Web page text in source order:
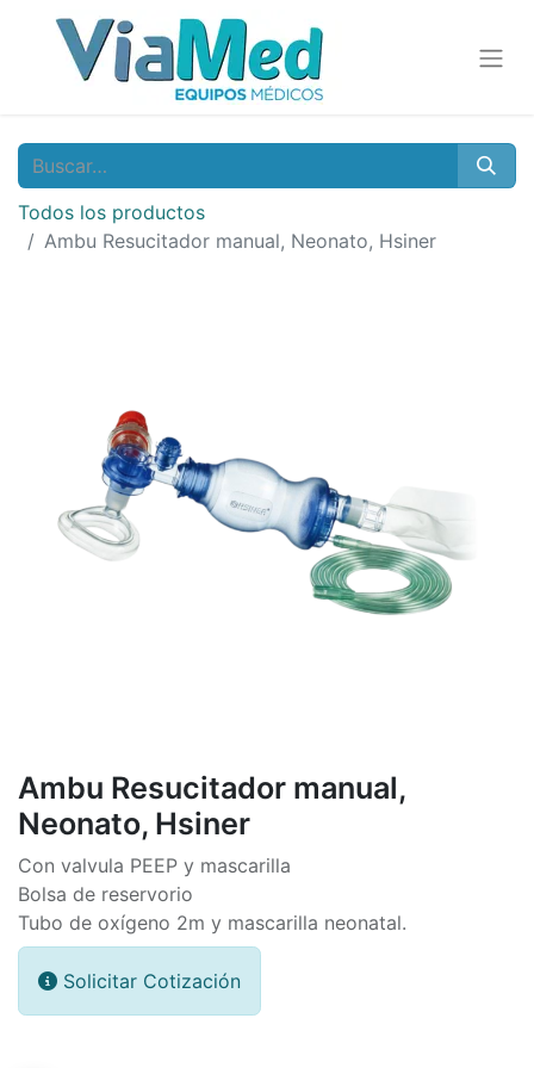
Todos los productos
Ambu Resucitador manual, Neonato, Hsiner
Ambu Resucitador manual,
Neonato, Hsiner
Con valvula PEEP y mascarilla
Bolsa de reservorio
Tubo de oxígeno 2m y mascarilla neonatal.
Solicitar Cotización